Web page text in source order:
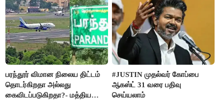
பரந்தூர் விமான நிலைய திட்டம்
தொடர்கிறதா அல்லது
கைவிடப்படுகிறதா?- மத்திய
#JUSTIN முதல்வர் கோப்பை
ஆகஸ்ட் 31 வரை பதிவு
செய்யலாம்